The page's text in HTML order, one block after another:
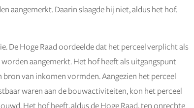
aangemerkt. Daarin slaagde hij niet, aldus het hof.
De Hoge Raad oordeelde dat het perceel verplicht als
aangemerkt. Het hof heeft als uitgangspunt
van inkomen vormden. Aangezien het perceel
waren aan de bouwactiviteiten, kon het perceel
Het hof heeft, aldus de Hoge Raad, ten onrechte